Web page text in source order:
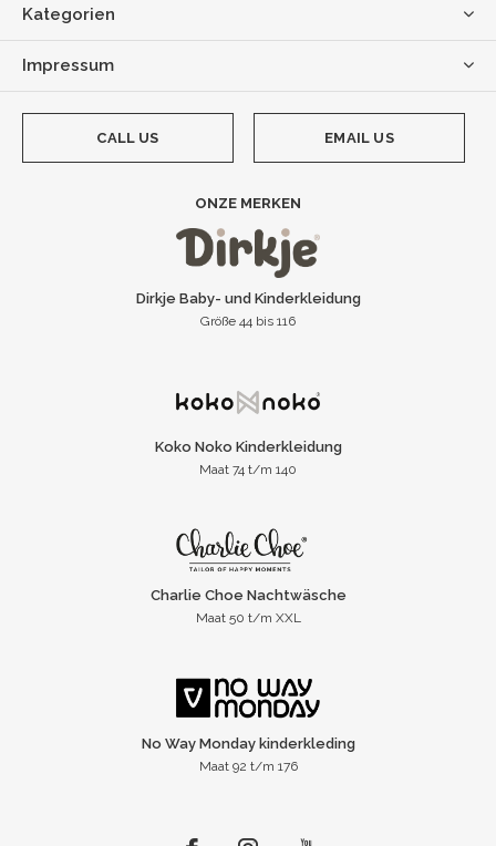
Kategorien
Impressum
CALL US EMAIL US
ONZE MERKEN
Dirkje Baby- und Kinderkleidung
Größe 44 bis 116
Koko Noko Kinderkleidung
Maat 74 t/m 140
Charlie Choe Nachtwäsche
Maat 50 t/m XXL
No Way Monday kinderkleding
Maat 92 t/m 176